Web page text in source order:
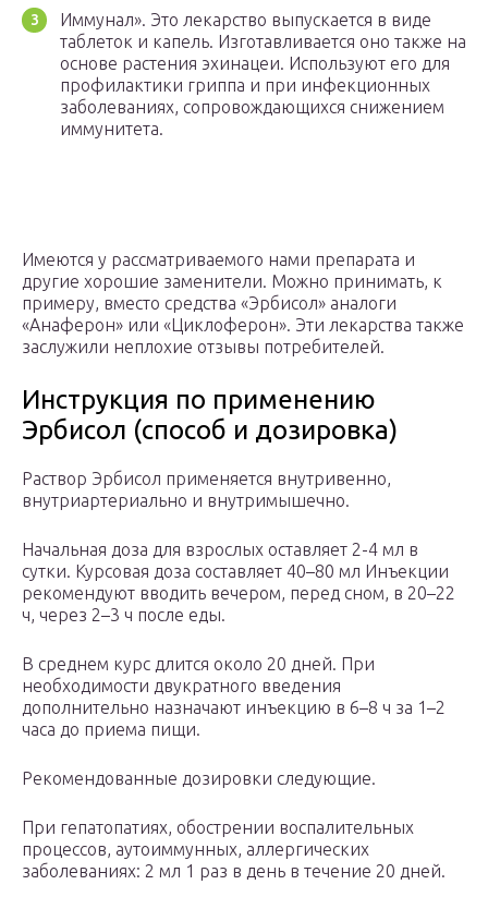
Иммунал». Это лекарство выпускается в виде
таблеток и капель. Изготавливается оно также на
основе растения эхинацеи. Используют его для
профилактики гриппа и при инфекционных
заболеваниях, сопровождающихся снижением
иммунитета.
Имеются у рассматриваемого нами препарата и
другие хорошие заменители. Можно принимать, к
примеру, вместо средства «Эрбисол» аналоги
«Анаферон» или «Циклоферон». Эти лекарства также
заслужили неплохие отзывы потребителей.
Инструкция по применению
Эрбисол (способ и дозировка)
Раствор Эрбисол применяется внутривенно,
внутриартериально и внутримышечно.
Начальная доза для взрослых оставляет 2-4 мл в
сутки. Курсовая доза составляет 40–80 мл Инъекции
рекомендуют вводить вечером, перед сном, в 20–22
ч, через 2–3 ч после еды.
В среднем курс длится около 20 дней. При
необходимости двукратного введения
дополнительно назначают инъекцию в 6–8 ч за 1–2
часа до приема пищи.
Рекомендованные дозировки следующие.
При гепатопатиях, обострении воспалительных
процессов, аутоиммунных, аллергических
заболеваниях: 2 мл 1 раз в день в течение 20 дней.